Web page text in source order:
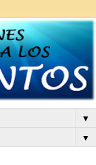
▼
▼